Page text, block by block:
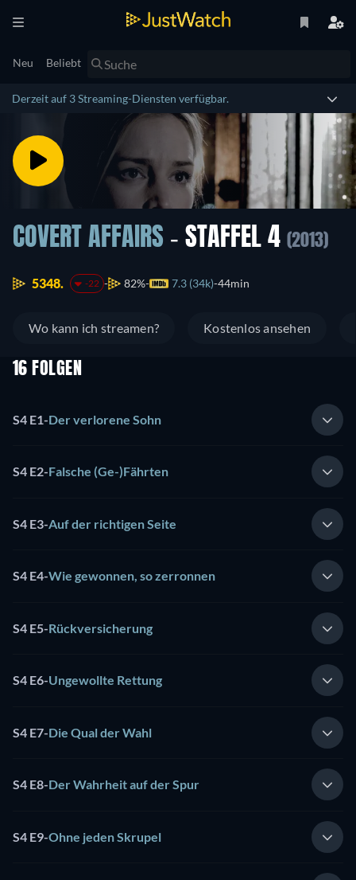
Neu Beliebt
Derzeit auf 3 Streaming-Diensten verfügbar.
COVERT AFFAIRS - STAFFEL 4 (2013)
5348. -22 82% 7.3 (34k) 44min
Wo kann ich streamen? Kostenlos ansehen
16 FOLGEN
S4 E1-Der verlorene Sohn
S4 E2-Falsche (Ge-)Fährten
S4 E3-Auf der richtigen Seite
S4 E4-Wie gewonnen, so zerronnen
S4 E5-Rückversicherung
S4 E6-Ungewollte Rettung
S4 E7-Die Qual der Wahl
S4 E8-Der Wahrheit auf der Spur
S4 E9-Ohne jeden Skrupel